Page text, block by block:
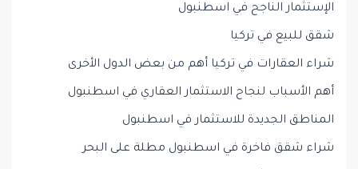
الإستثمار الناجح في اسطنبول
شقق للبيع في تركيا
شراء العقارات في تركيا أهم من بعض الدول الأخرى
أهم الأسباب لنجاح الاستثمار العقاري في اسطنبول
المناطق الجديدة للاستثمار في اسطنبول
شراء شقق فاخرة في اسطنبول مطلة على البحر